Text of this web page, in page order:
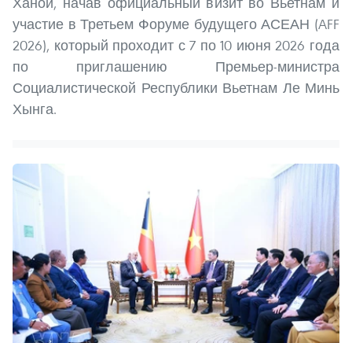
участие в Третьем Форуме будущего АСЕАН (AFF
2026), который проходит с 7 по 10 июня 2026 года
по приглашению Премьер-министра
Социалистической Республики Вьетнам Ле Минь
Хынга.